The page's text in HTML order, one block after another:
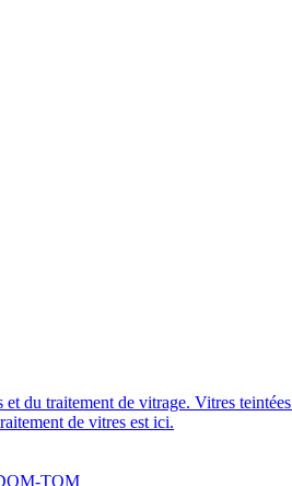
du traitement de vitrage. Vitres
de vitres est ici.
TOM